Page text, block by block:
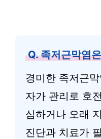
Q. 족저근막염
경미한 족저근
자가 관리로 호
심하거나 오래
진단과 치료가